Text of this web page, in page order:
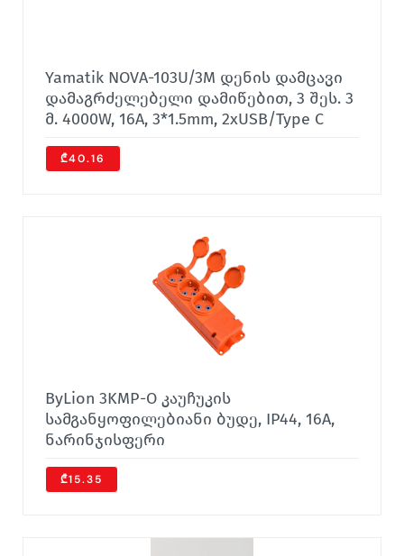
Yamatik NOVA-103U/3M დენის დამცავი
დამაგრძელებელი დამიწებით, 3 შეს. 3
მ. 4000W, 16A, 3*1.5mm, 2xUSB/Type C
₾40.16
ByLion 3KMP-O კაუჩუკის
სამგანყოფილებიანი ბუდე, IP44, 16A,
ნარინჯისფერი
₾15.35